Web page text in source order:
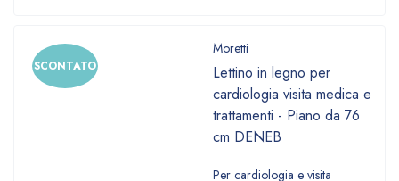
SCONTATO
Moretti
Lettino in legno per
cardiologia visita medica e
trattamenti - Piano da 76
cm DENEB
Per cardiologia e visita